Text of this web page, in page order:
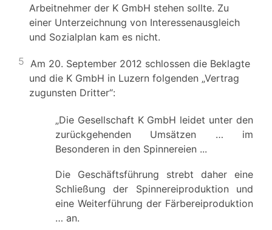
Arbeitnehmer der K GmbH stehen sollte. Zu
einer Unterzeichnung von Interessenausgleich
und Sozialplan kam es nicht.
5 Am 20. September 2012 schlossen die Beklagte
und die K GmbH in Luzern folgenden „Vertrag
zugunsten Dritter“:
„Die Gesellschaft K GmbH leidet unter den
zurückgehenden Umsätzen … im
Besonderen in den Spinnereien ...
Die Geschäftsführung strebt daher eine
Schließung der Spinnereiproduktion und
eine Weiterführung der Färbereiproduktion
… an.